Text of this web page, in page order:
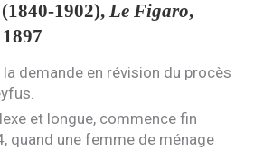
(1840-1902), Le Figaro,
demande en révision du procès
et longue, commence fin
quand une femme de ménage